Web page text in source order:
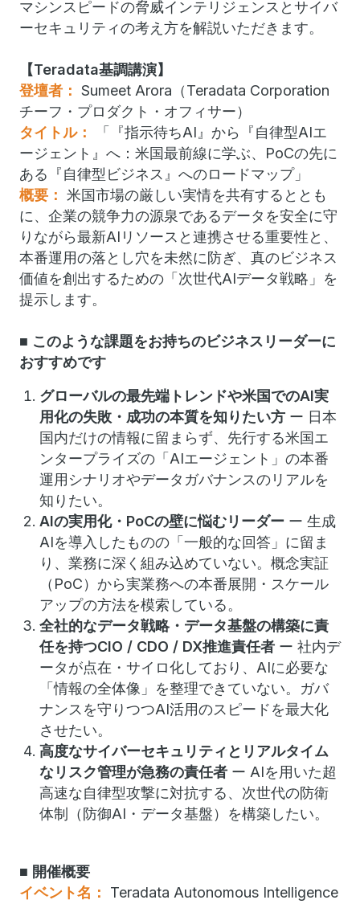
マシンスピードの脅威インテリジェンスとサイバ
ーセキュリティの考え方を解説いただきます。
【Teradata基調講演】
登壇者： Sumeet Arora（Teradata Corporation
チーフ・プロダクト・オフィサー）
タイトル：
「『指示待ちAI』から『自律型AIエ
ージェント』へ：米国最前線に学ぶ、PoCの先に
ある『自律型ビジネス』へのロードマップ」
概要： 米国市場の厳しい実情を共有するととも
に、企業の競争力の源泉であるデータを安全に守
りながら最新AIリソースと連携させる重要性と、
本番運用の落とし穴を未然に防ぎ、真のビジネス
価値を創出するための「次世代AIデータ戦略」を
提示します。
■ このような課題をお持ちのビジネスリーダーに
おすすめです
グローバルの最先端トレンドや米国でのAI実
用化の失敗・成功の本質を知りたい方 ー 日本
国内だけの情報に留まらず、先行する米国エ
ンタープライズの「AIエージェント」の本番
運用シナリオやデータガバナンスのリアルを
知りたい。
AIの実用化・PoCの壁に悩むリーダー ー 生成
AIを導入したものの「一般的な回答」に留ま
り、業務に深く組み込めていない。概念実証
（PoC）から実業務への本番展開・スケール
アップの方法を模索している。
全社的なデータ戦略・データ基盤の構築に責
任を持つCIO / CDO / DX推進責任者 ー 社内デ
ータが点在・サイロ化しており、AIに必要な
「情報の全体像」を整理できていない。ガバ
ナンスを守りつつAI活用のスピードを最大化
させたい。
高度なサイバーセキュリティとリアルタイム
なリスク管理が急務の責任者 ー AIを用いた超
高速な自律型攻撃に対抗する、次世代の防衛
体制（防御AI・データ基盤）を構築したい。
■ 開催概要
イベント名：
Teradata Autonomous Intelligence